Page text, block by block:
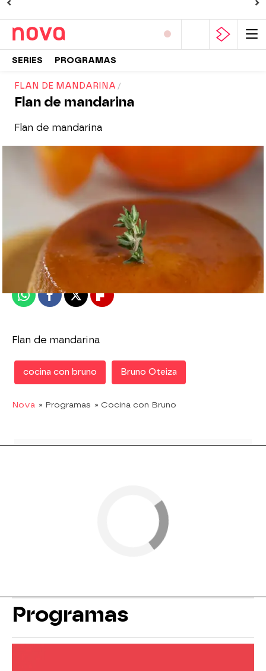
SERIES PROGRAMAS
FLAN DE MANDARINA
Flan de mandarina
Flan de mandarina
Nova
Publicado: 01 de marzo de 2012, 17:30
WhatsappFacebook
X Flipboard
Flan de mandarina
cocina con bruno Bruno Oteiza
Nova » Programas » Cocina con Bruno
Programas